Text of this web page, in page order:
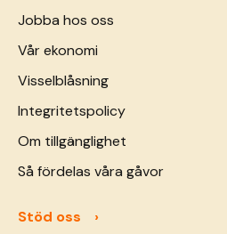
Jobba hos oss
Vår ekonomi
Visselblåsning
Integritetspolicy
Om tillgänglighet
Så fördelas våra gåvor
Stöd oss